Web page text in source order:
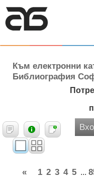
Към електронни
Библиография
« 1 2 3 4 5 ...